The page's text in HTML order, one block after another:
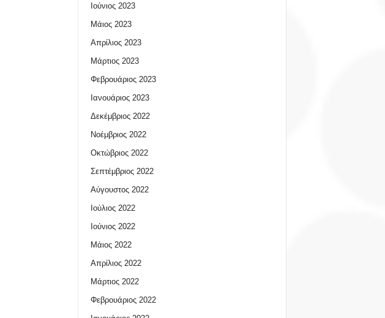
Ιούνιος 2023
Μάιος 2023
Απρίλιος 2023
Μάρτιος 2023
Φεβρουάριος 2023
Ιανουάριος 2023
Δεκέμβριος 2022
Νοέμβριος 2022
Οκτώβριος 2022
Σεπτέμβριος 2022
Αύγουστος 2022
Ιούλιος 2022
Ιούνιος 2022
Μάιος 2022
Απρίλιος 2022
Μάρτιος 2022
Φεβρουάριος 2022